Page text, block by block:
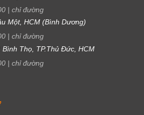
| chỉ đường
Một, HCM (Bình Dương)
| chỉ đường
Bình Thọ, TP.Thủ Đức, HCM
| chỉ đường